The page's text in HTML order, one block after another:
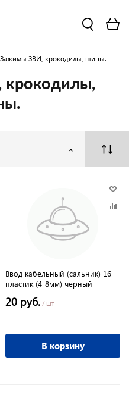
Зажимы ЗВИ, крокодилы, шины.
Ввод кабельный (сальник) 16
пластик (4-8мм) черный
20 руб. / шт
В корзину